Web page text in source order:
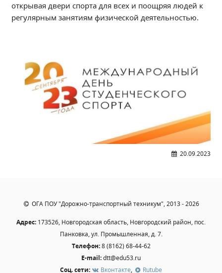
Основные сведения
Структура и органы управления образовательной
Образование
Образовательные стандарты и требования
Руководство
Педагогический состав
оснащенность образовательного процесса.
Стипендии и меры поддержки обучающихся
Международное сотрудничество
Организация питания в образовательной
организации
открывая двери спорта для всех и поощряя людей к
регулярным занятиям физической деятельностью.
20.09.2023
ОГА ПОУ "Дорожно-транспортный техникум", 2013 - 2026
Адрес: 173526, Новгородская область, Новгородский район, пос.
Панковка, ул. Промышленная, д. 7.
Телефон:8 (8162) 68-44-62
E-mail:dtt@edu53.ru
Соц. сети:
Вконтакте, Rutube